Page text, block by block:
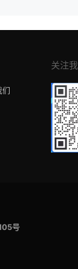
们
关注
号